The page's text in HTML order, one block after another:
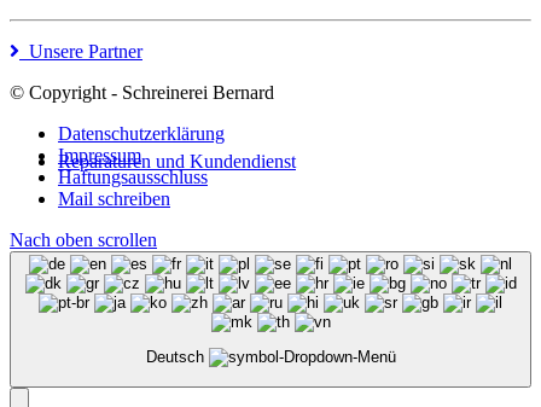
Reparaturen und Kundendienst
Unsere Partner
© Copyright - Schreinerei Bernard
Datenschutzerklärung
Impressum
Haftungsausschluss
Mail schreiben
Nach oben scrollen
Deutsch